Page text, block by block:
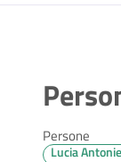
Persone
Lucia